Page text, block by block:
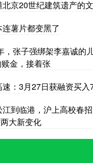
京20世纪建筑遗产的
薯片都变黑了
，张子强绑架李嘉诚的
金，接着张
：3月27日获融资买入
到临港，沪上高校春
大新变化